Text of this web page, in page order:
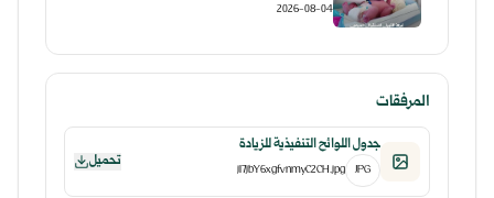
2026-08-04
المرفقات
جدول اللوائح التنفيذية للزيادة
JPG
jI7jbY6xgfvnmyC2CH.jpg تحميل